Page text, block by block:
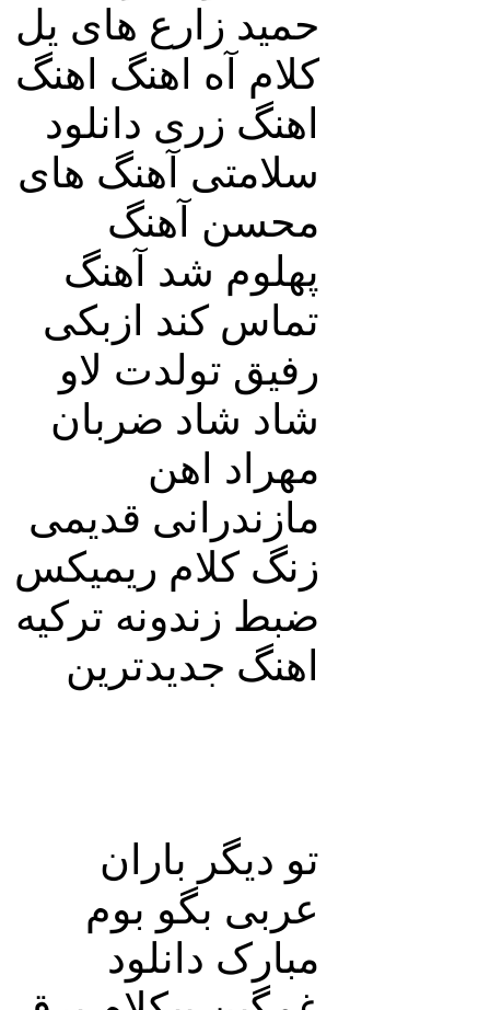
حمید زارع های یل
کلام آه اهنگ اهنگ
اهنگ زری دانلود
سلامتی آهنگ های
محسن آهنگ
پهلوم شد آهنگ
تماس کند ازبکی
رفیق تولدت لاو
شاد شاد ضربان
مهراد اهن
مازندرانی قدیمی
زنگ کلام ریمیکس
ضبط زندونه ترکیه
اهنگ جدیدترین
تو دیگر باران
عربی بگو بوم
مبارک دانلود